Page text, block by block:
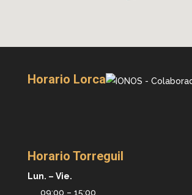
Horario Lorca
Horario Torreguil
Lun. – Vie.
09:00 – 15:00